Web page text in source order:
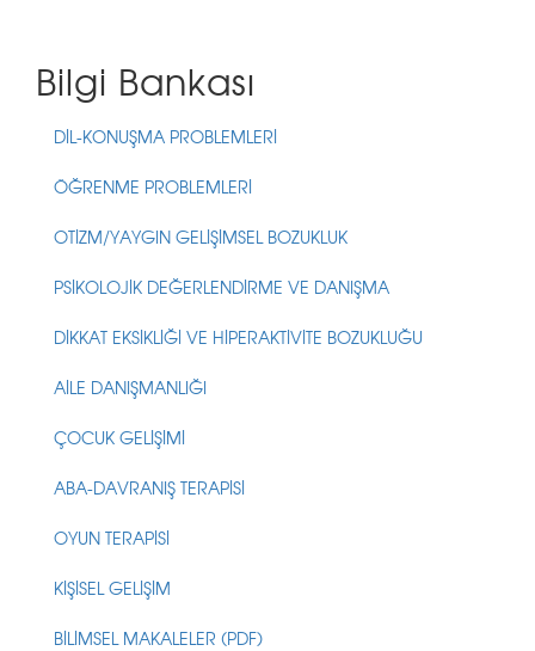
Bilgi Bankası
DİL-KONUŞMA PROBLEMLERİ
ÖĞRENME PROBLEMLERİ
OTİZM/YAYGIN GELİŞİMSEL BOZUKLUK
PSİKOLOJİK DEĞERLENDİRME VE DANIŞMA
DİKKAT EKSİKLİĞİ VE HİPERAKTİVİTE BOZUKLUĞU
AİLE DANIŞMANLIĞI
ÇOCUK GELİŞİMİ
ABA-DAVRANIŞ TERAPİSİ
OYUN TERAPİSİ
KİŞİSEL GELİŞİM
BİLİMSEL MAKALELER (PDF)